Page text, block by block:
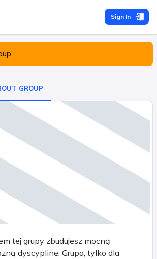
Sign In
GROUP
tej grupy zbudujesz mocną
dyscyplinę. Grupa, tylko dla